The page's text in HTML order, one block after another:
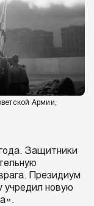
Армии,
Защитники
Президиум
учредил новую